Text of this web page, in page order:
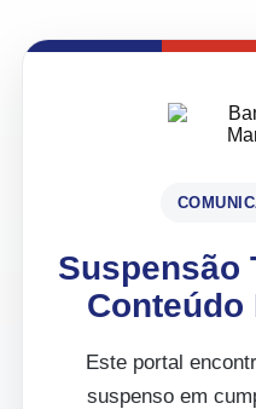
Suspensão
Este portal
suspenso em